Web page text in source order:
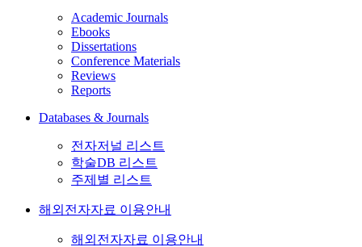
Academic Journals
Ebooks
Dissertations
Conference Materials
Reviews
Reports
Databases & Journals
전자저널 리스트
학술DB 리스트
주제별 리스트
해외전자자료 이용안내
해외전자자료 이용안내